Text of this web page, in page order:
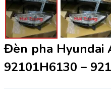
Đèn pha Hyundai
92101H6130 –